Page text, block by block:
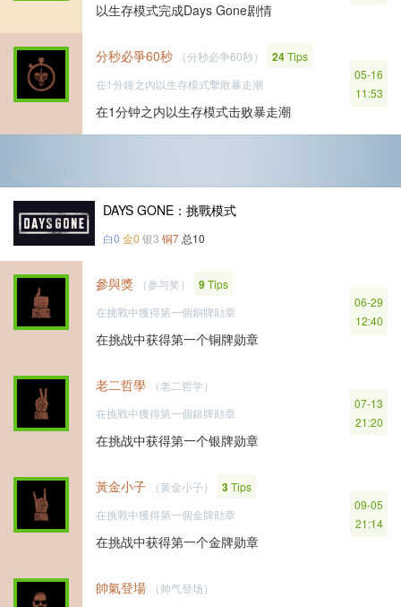
以生存模式完成Days Gone剧情
分秒必爭60秒 （分秒必争60秒） 24Tips
在1分鐘之內以生存模式擊敗暴走潮
在1分钟之内以生存模式击败暴走潮
05-16
11:53
DAYS GONE：挑戰模式
白0 金0 银3 铜7 总10
參與獎 （参与奖） 9Tips
在挑戰中獲得第一個銅牌勛章
在挑战中获得第一个铜牌勋章
06-29
12:40
老二哲學
（老二哲学）
在挑戰中獲得第一個銀牌勛章
在挑战中获得第一个银牌勋章
07-13
21:20
黃金小子 （黄金小子） 3Tips
在挑戰中獲得第一個金牌勛章
在挑战中获得第一个金牌勋章
09-05
21:14
帥氣登場
（帅气登场）